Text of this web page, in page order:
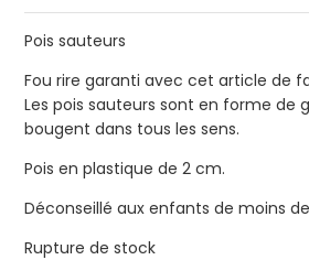
Pois sauteurs
Fou rire garanti avec cet article de
Les pois sauteurs sont en forme de
bougent dans tous les sens.
Pois en plastique de 2 cm.
Déconseillé aux enfants de moins
Rupture de stock